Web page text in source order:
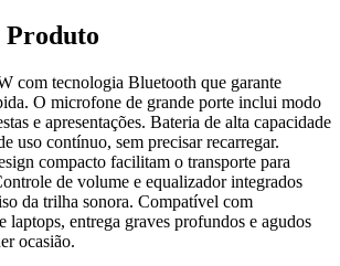
Produto
com tecnologia Bluetooth que garante
O microfone de grande porte inclui modo
e apresentações. Bateria de alta capacidade
uso contínuo, sem precisar recarregar.
compacto facilitam o transporte para
de volume e equalizador integrados
da trilha sonora. Compatível com
laptops, entrega graves profundos e agudos
ocasião.